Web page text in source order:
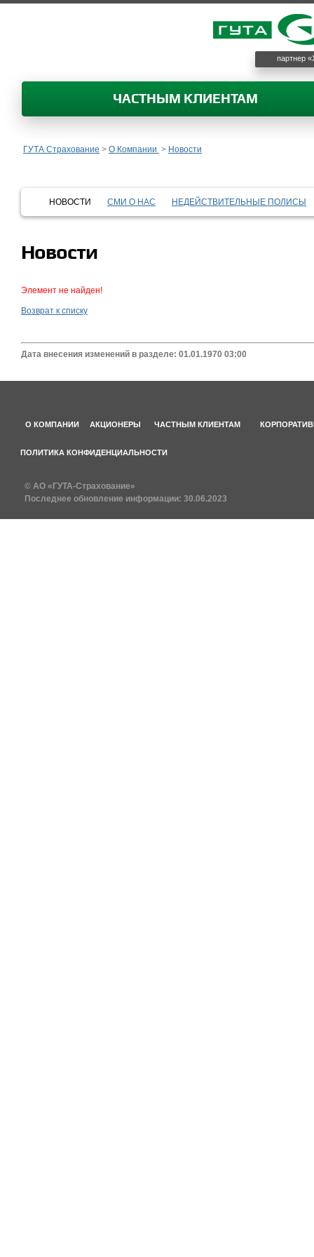
партнер
ЧАСТНЫМ КЛИЕНТАМ
ГУТА Страхование > О Компании > Новости
НОВОСТИ СМИ О НАС НЕДЕЙСТВИТЕЛЬНЫЕ ПОЛИСЫ
Новости
Элемент не найден!
Возврат к списку
Дата внесения изменений в разделе: 01.01.1970 03:00
О КОМПАНИИ АКЦИОНЕРЫ ЧАСТНЫМ КЛИЕНТАМ
ПОЛИТИКА КОНФИДЕНЦИАЛЬНОСТИ
© АО «ГУТА-Страхование»
Последнее обновление информации: 30.06.2023